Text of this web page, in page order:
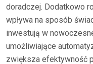
doradczej. Dodatkowo
wpływa na sposób
inwestują w
umożliwiające
zwiększa efektywność